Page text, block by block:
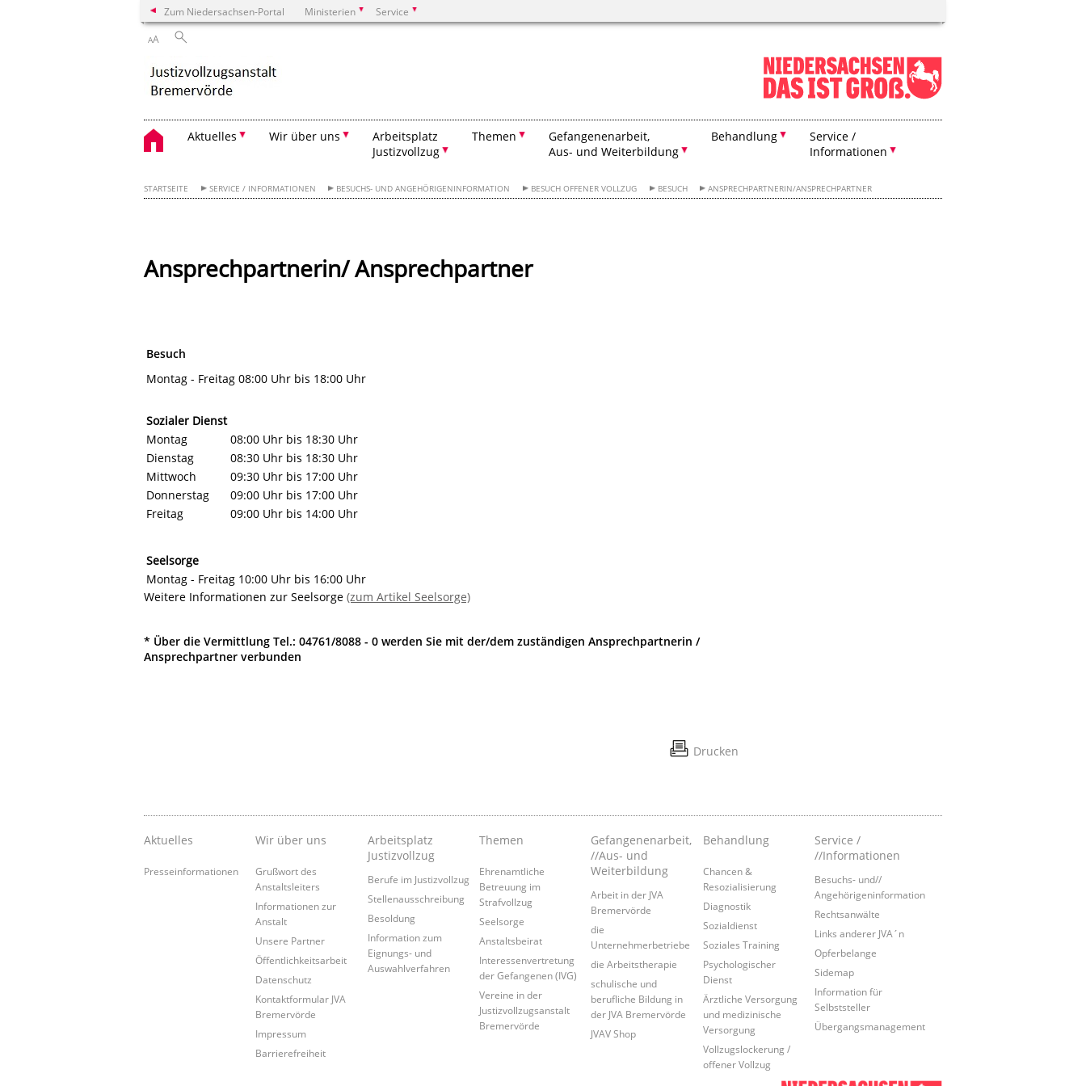
Zum Niedersachsen-Portal Ministerien Service
AA
Aktuelles Wir über uns
Arbeitsplatz
Justizvollzug
Themen
Gefangenenarbeit,
Aus- und Weiterbildung
Behandlung
Service /
Informationen
STARTSEITE SERVICE / INFORMATIONEN BESUCHS- UND ANGEHÖRIGENINFORMATION BESUCH OFFENER VOLLZUG BESUCH ANSPRECHPARTNERIN/ANSPRECHPARTNER
Ansprechpartnerin/ Ansprechpartner
Besuch
Montag - Freitag 08:00 Uhr bis 18:00 Uhr
Sozialer Dienst
Montag
08:00 Uhr bis 18:30 Uhr
Dienstag
08:30 Uhr bis 18:30 Uhr
Mittwoch
09:30 Uhr bis 17:00 Uhr
Donnerstag
09:00 Uhr bis 17:00 Uhr
Freitag
09:00 Uhr bis 14:00 Uhr
Seelsorge
Montag - Freitag 10:00 Uhr bis 16:00 Uhr
Weitere Informationen zur Seelsorge (zum Artikel Seelsorge)
* Über die Vermittlung Tel.: 04761/8088 - 0 werden Sie mit der/dem zuständigen Ansprechpartnerin /
Ansprechpartner verbunden
Drucken
Aktuelles
Presseinformationen
Wir über uns
Grußwort des
Anstaltsleiters
Informationen zur
Anstalt
Unsere Partner
Öffentlichkeitsarbeit
Datenschutz
Kontaktformular JVA
Bremervörde
Impressum
Barrierefreiheit
Arbeitsplatz
Justizvollzug
Berufe im Justizvollzug
Stellenausschreibung
Besoldung
Information zum
Eignungs- und
Auswahlverfahren
Themen
Ehrenamtliche
Betreuung im
Strafvollzug
Seelsorge
Anstaltsbeirat
Interessenvertretung
der Gefangenen (IVG)
Vereine in der
Justizvollzugsanstalt
Bremervörde
Gefangenenarbeit,
//Aus- und
Weiterbildung
Arbeit in der JVA
Bremervörde
die
Unternehmerbetriebe
die Arbeitstherapie
schulische und
berufliche Bildung in
der JVA Bremervörde
JVAV Shop
Behandlung
Chancen &
Resozialisierung
Diagnostik
Sozialdienst
Soziales Training
Psychologischer
Dienst
Ärztliche Versorgung
und medizinische
Versorgung
Vollzugslockerung /
offener Vollzug
Service /
//Informationen
Besuchs- und//
Angehörigeninformation
Rechtsanwälte
Links anderer JVA´n
Opferbelange
Sidemap
Information für
Selbststeller
Übergangsmanagement